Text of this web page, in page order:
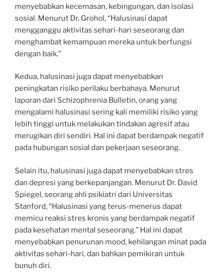
menyebabkan kecemasan, kebingungan, dan isolasi
sosial. Menurut Dr. Grohol, “Halusinasi dapat
mengganggu aktivitas sehari-hari seseorang dan
menghambat kemampuan mereka untuk berfungsi
dengan baik.”
Kedua, halusinasi juga dapat menyebabkan
peningkatan risiko perilaku berbahaya. Menurut
laporan dari Schizophrenia Bulletin, orang yang
mengalami halusinasi sering kali memiliki risiko yang
lebih tinggi untuk melakukan tindakan agresif atau
merugikan diri sendiri. Hal ini dapat berdampak negatif
pada hubungan sosial dan pekerjaan seseorang.
Selain itu, halusinasi juga dapat menyebabkan stres
dan depresi yang berkepanjangan. Menurut Dr. David
Spiegel, seorang ahli psikiatri dari Universitas
Stanford, “Halusinasi yang terus-menerus dapat
memicu reaksi stres kronis yang berdampak negatif
pada kesehatan mental seseorang.” Hal ini dapat
menyebabkan penurunan mood, kehilangan minat pada
aktivitas sehari-hari, dan bahkan pemikiran untuk
bunuh diri.